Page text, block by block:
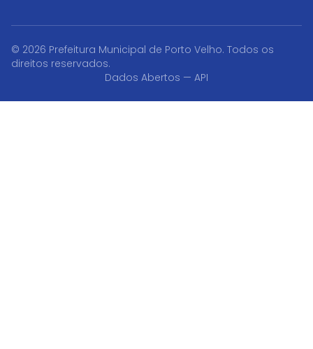
© 2026 Prefeitura Municipal de Porto Velho. Todos os
direitos reservados.
Dados Abertos — API